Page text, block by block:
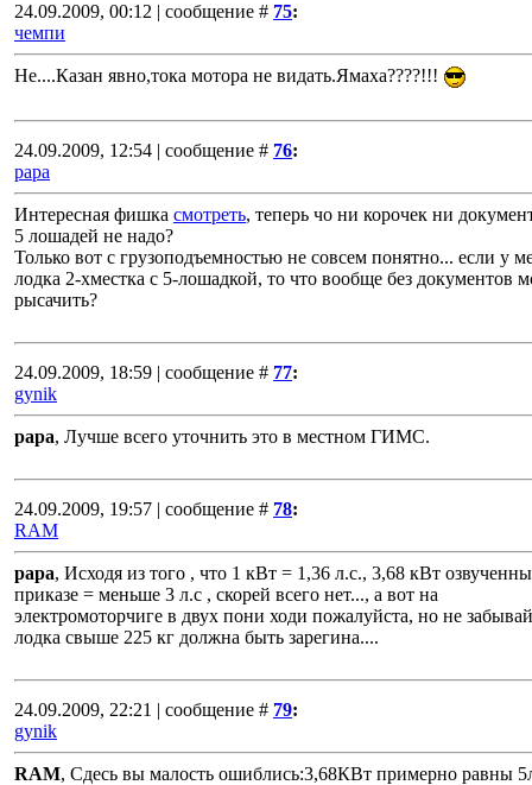
24.09.2009, 00:12 | сообщение # 75:
чемпи
Не....Казан явно,тока мотора не видать.Ямаха????!!!
24.09.2009, 12:54 | сообщение # 76:
papa
Интересная фишка смотреть, теперь чо ни корочек ни
5 лошадей не надо?
Только вот с грузоподъемностью не совсем понятно... если у
лодка 2-хместка с 5-лошадкой, то что вообще без документов
рысачить?
24.09.2009, 18:59 | сообщение # 77:
gynik
papa, Лучше всего уточнить это в местном ГИМС.
24.09.2009, 19:57 | сообщение # 78:
RAM
papa, Исходя из того , что 1 кВт = 1,36 л.с., 3,68 кВт
приказе = меньше 3 л.с , скорей всего нет..., а вот на
электромоторчиге в двух пони ходи пожалуйста, но не
лодка свыше 225 кг должна быть зарегина....
24.09.2009, 22:21 | сообщение # 79:
gynik
RAM, Cдесь вы малость ошиблись:3,68КВт примерно равны